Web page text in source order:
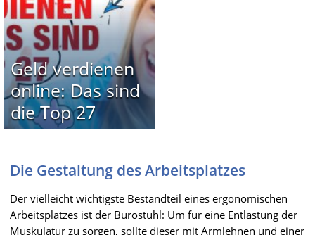
Geld verdienen
online: Das sind
die Top 27
Die Gestaltung des Arbeitsplatzes
Der vielleicht wichtigste Bestandteil eines ergonomischen
Arbeitsplatzes ist der Bürostuhl: Um für eine Entlastung der
Muskulatur zu sorgen, sollte dieser mit Armlehnen und einer